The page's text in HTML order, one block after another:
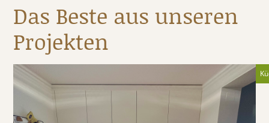
Das Beste aus unseren
Projekten